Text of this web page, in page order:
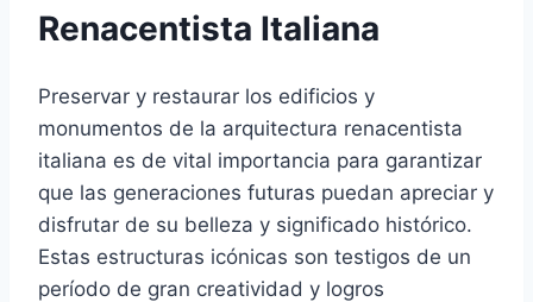
Renacentista Italiana
Preservar y restaurar los edificios y
monumentos de la arquitectura renacentista
italiana es de vital importancia para garantizar
que las generaciones futuras puedan apreciar y
disfrutar de su belleza y significado histórico.
Estas estructuras icónicas son testigos de un
período de gran creatividad y logros